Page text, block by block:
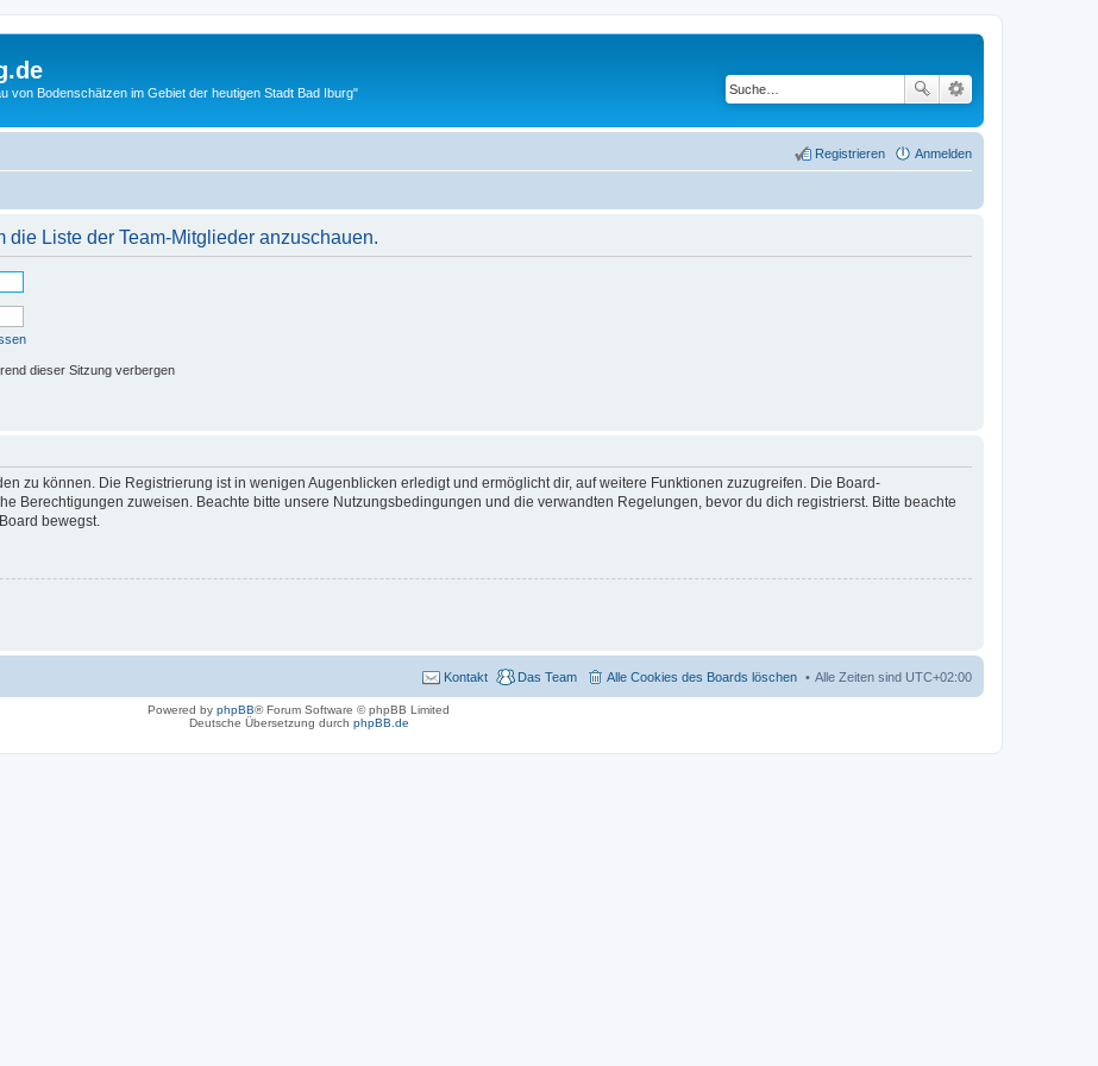
von Bodenschätzen im Gebiet der heutigen Stadt Bad Iburg"
Anmelden
Registrieren
Liste der Team-Mitglieder anzuschauen.
dieser Sitzung verbergen
zu können. Die Registrierung ist in wenigen Augenblicken erledigt und ermöglicht dir, auf weitere Funktionen zuzugreifen. Die Board-
Berechtigungen zuweisen. Beachte bitte unsere Nutzungsbedingungen und die verwandten Regelungen, bevor du dich registrierst. Bitte beachte
bewegst.
Alle Zeiten sind UTC+02:00
Alle Cookies des Boards löschen
Das Team
Kontakt
Powered by phpBB® Forum Software © phpBB Limited
Deutsche Übersetzung durch phpBB.de